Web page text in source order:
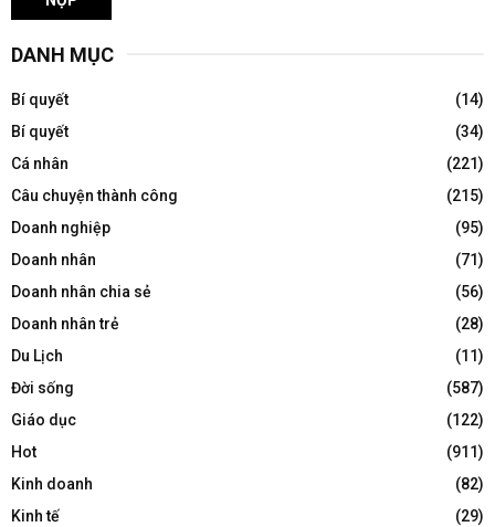
DANH MỤC
Bí quyết
(14)
Bí quyết
(34)
Cá nhân
(221)
Câu chuyện thành công
(215)
Doanh nghiệp
(95)
Doanh nhân
(71)
Doanh nhân chia sẻ
(56)
Doanh nhân trẻ
(28)
Du Lịch
(11)
Đời sống
(587)
Giáo dục
(122)
Hot
(911)
Kinh doanh
(82)
Kinh tế
(29)